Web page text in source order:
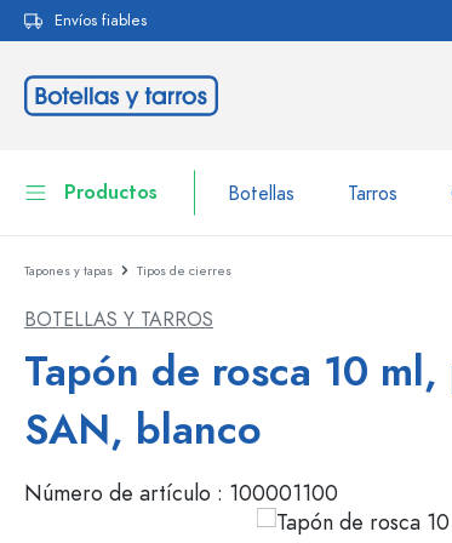
Saltar a la navegación principal
Envíos fiables
Productos Botellas Tarros
Botellas
Contenedor de almacenamiento
Vajilla
Envases para cosméticos
Botellas según
Botellas WECK
Botellas de
Tapones y tapas Tipos de cierres
BOTELLAS Y TARROS
Tapón de rosca 10
SAN, blanco
Número de artículo : 100001100